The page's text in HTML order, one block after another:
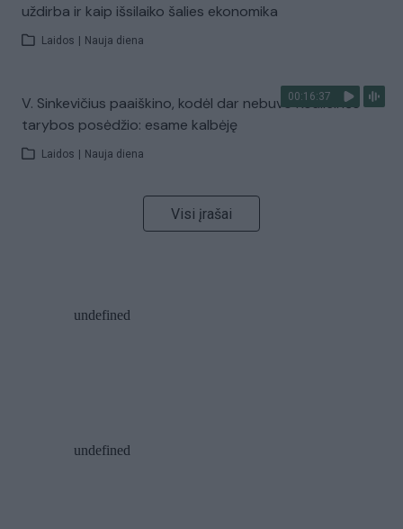
uždirba ir kaip išsilaiko šalies ekonomika
Laidos Nauja diena
00:16:37
V. Sinkevičius paaiškino, kodėl dar nebuvo Koalicinės
tarybos posėdžio: esame kalbėję
Laidos Nauja diena
Visi įrašai